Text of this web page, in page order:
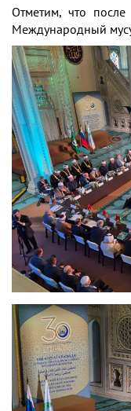
Отметим, что после
Международный